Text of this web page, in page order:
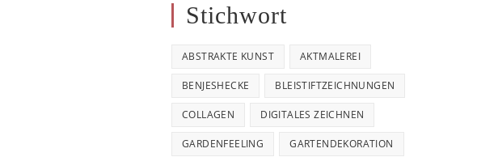
Stichwort
ABSTRAKTE KUNST AKTMALEREI
BENJESHECKE BLEISTIFTZEICHNUNGEN
COLLAGEN DIGITALES ZEICHNEN
GARDENFEELING GARTENDEKORATION